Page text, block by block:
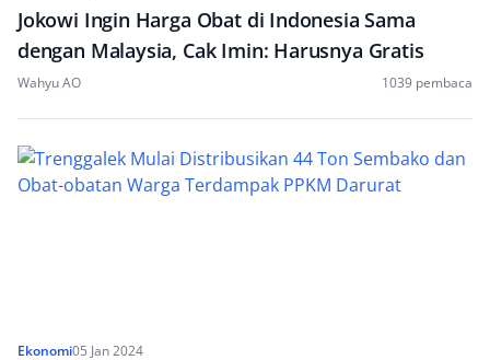
Jokowi Ingin Harga Obat di Indonesia Sama
dengan Malaysia, Cak Imin: Harusnya Gratis
Wahyu AO 1039 pembaca
Ekonomi05 Jan 2024